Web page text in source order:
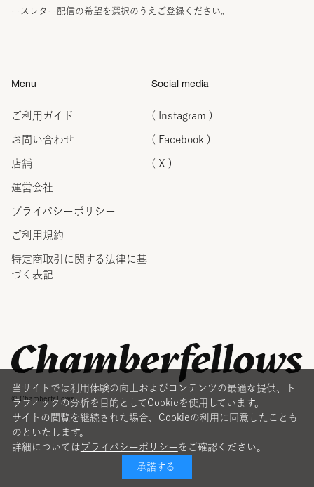
ースレター配信の希望を選択のうえご登録ください。
Menu
ご利用ガイド
お問い合わせ
店舗
運営会社
プライバシーポリシー
ご利用規約
特定商取引に関する法律に 基
づく表記
Social media
( Instagram )
( Facebook )
( X )
© Chamberfellows
当サイトでは利用体験の向上およびコンテンツの最適な提供、ト
ラフィックの分析を目的としてCookieを使用しています。
サイトの閲覧を継続された場合、Cookieの利用に同意したことも
のといたします。
詳細については プライバシーポリシー をご確認ください。
承諾する